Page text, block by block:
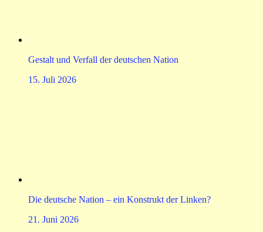
Gestalt und Verfall der deutschen Nation
15. Juli 2026
Die deutsche Nation – ein Konstrukt der Linken?
21. Juni 2026